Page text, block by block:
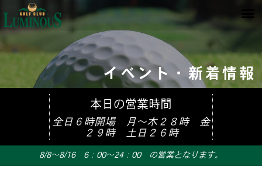
イベント・新着情報
本日の営業時間
全日６時開場 月～木２８時 金
２９時 土日２６時
8/8～8/16 6：00～24：00 の営業となります。